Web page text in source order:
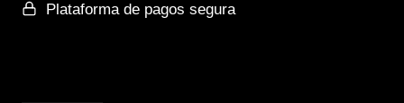
Plataforma de pagos segura